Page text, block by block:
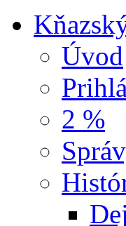
Úvod
2 %